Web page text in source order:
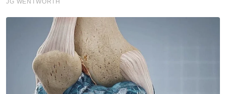
Sukan
Penyokong Indonesia hentam
jurulatih Garuda